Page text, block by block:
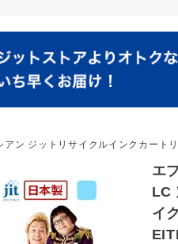
ン ジットリサイクルインクカート
エ
LC
イ